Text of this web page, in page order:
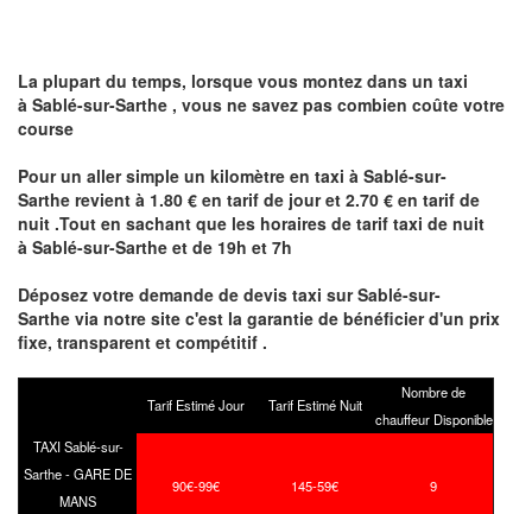
La plupart du temps, lorsque vous montez dans un taxi
à Sablé-sur-Sarthe , vous ne savez pas combien coûte votre
course
Pour un aller simple un kilomètre en taxi à Sablé-sur-
Sarthe revient à 1.80 € en tarif de jour et 2.70 € en tarif de
nuit .Tout en sachant que les horaires de tarif taxi de nuit
à Sablé-sur-Sarthe et de 19h et 7h
Déposez votre demande de devis taxi sur Sablé-sur-
Sarthe via notre site c'est la garantie de bénéficier d'un prix
fixe, transparent et compétitif .
Tarif Estimé Jour Tarif Estimé Nuit
Nombre de
chauffeur Disponible
TAXI Sablé-sur-
Sarthe - GARE DE
MANS
90€-99€ 145-59€ 9